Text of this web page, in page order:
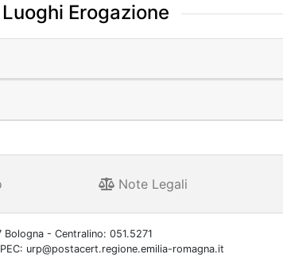
Luoghi Erogazione
Note Legali
- Centralino: 051.5271
urp@postacert.regione.emilia-romagna.it